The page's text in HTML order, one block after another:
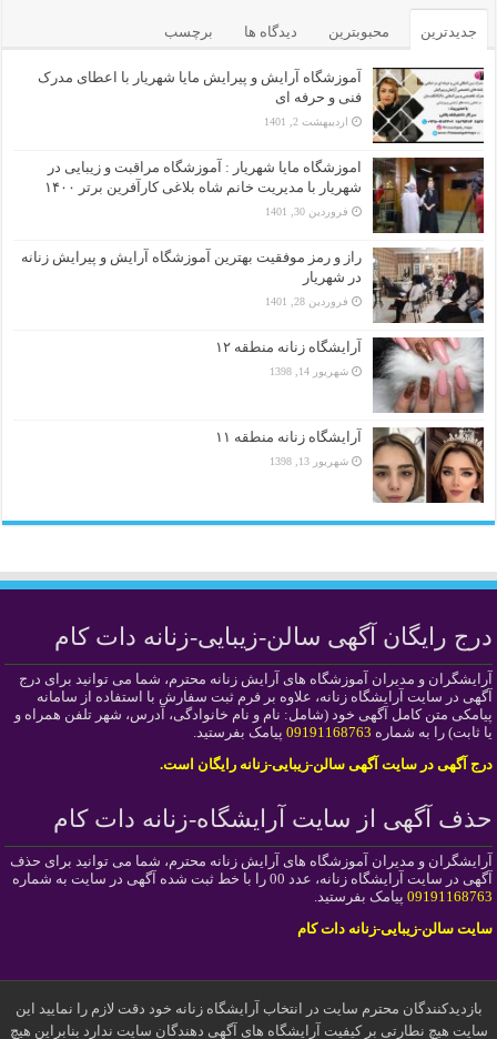
جدیدترین محبوبترین دیدگاه ها برچسب
آموزشگاه آرایش و پیرایش مایا شهریار با اعطای مدرک
فنی و حرفه ای
اردیبهشت 2, 1401
اموزشگاه مایا شهریار : آموزشگاه مراقبت و زیبایی در
شهریار با مدیریت خانم شاه بلاغی کارآفرین برتر ۱۴۰۰
فروردین 30, 1401
راز و رمز موفقیت بهترین آموزشگاه آرایش و پیرایش زنانه
در شهریار
فروردین 28, 1401
آرایشگاه زنانه منطقه ۱۲
شهریور 14, 1398
آرایشگاه زنانه منطقه ۱۱
شهریور 13, 1398
درج رایگان آگهی سالن-زیبایی-زنانه دات کام
آرایشگران و مدیران آموزشگاه های آرایش زنانه محترم، شما می توانید برای درج
آگهی در سایت آرایشگاه زنانه، علاوه بر فرم ثبت سفارش با استفاده از سامانه
پیامکی متن کامل آگهی خود (شامل: نام و نام خانوادگی، آدرس، شهر تلفن همراه و
یا ثابت) را به شماره 09191168763 پیامک بفرستید.
درج آگهی در سایت آگهی سالن-زیبایی-زنانه رایگان است.
حذف آگهی از سایت آرایشگاه-زنانه دات کام
آرایشگران و مدیران آموزشگاه های آرایش زنانه محترم، شما می توانید برای حذف
آگهی در سایت آرایشگاه زنانه، عدد 00 را با خط ثبت شده آگهی در سایت به شماره
09191168763 پیامک بفرستید.
سایت سالن-زیبایی-زنانه دات کام
بازدیدکنندگان محترم سایت در انتخاب آرایشگاه زنانه خود دقت لازم را نمایید این
سایت هیچ نطارتی بر کیفیت آرایشگاه های آگهی دهندگان سایت ندارد بنابراین هیچ